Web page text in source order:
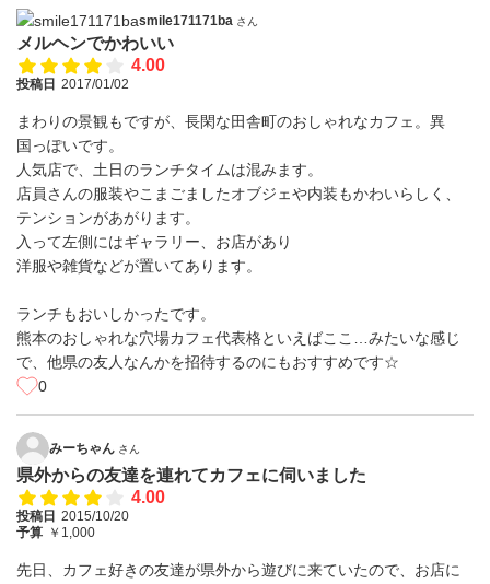
smile171171ba さん
メルヘンでかわいい
4.00
投稿日 2017/01/02
まわりの景観もですが、長閑な田舎町のおしゃれなカフェ。異
国っぽいです。
人気店で、土日のランチタイムは混みます。
店員さんの服装やこまごましたオブジェや内装もかわいらしく、
テンションがあがります。
入って左側にはギャラリー、お店があり
洋服や雑貨などが置いてあります。
ランチもおいしかったです。
熊本のおしゃれな穴場カフェ代表格といえばここ…みたいな感じ
で、他県の友人なんかを招待するのにもおすすめです☆
0
みーちゃん さん
県外からの友達を連れてカフェに伺いました
4.00
投稿日 2015/10/20
予算 ￥1,000
先日、カフェ好きの友達が県外から遊びに来ていたので、お店に